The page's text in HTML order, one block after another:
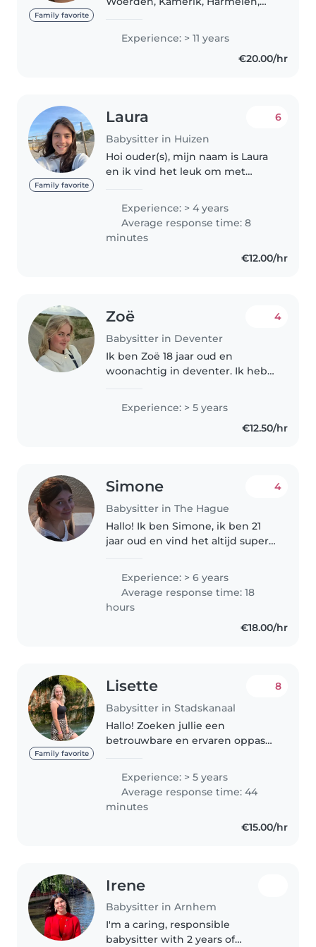
Family favorite
- Utrecht, of naastliggende
dorpen. Ik kan ook oppassen bij
Experience: > 11 years
€20.00/hr
Family favorite
Laura
Babysitter in Huizen
6
Hoi ouder(s), mijn naam is Laura
en ik vind het leuk om met
rustig, verantwoordelijk en kan
goed inspelen op wat een kind
nodig heeft. Of het nu gaat om..
Experience: > 4 years
Average response time: 8
minutes
€12.00/hr
Zoë
Babysitter in Deventer
4
Ik ben Zoë 18 jaar oud en
woonachtig in deventer. Ik heb
afgerond en hierdoor vrije tijd
over. Ik pas al op sinds mijn 13e
Experience: > 5 years
€12.50/hr
Simone
Babysitter in The Hague
4
Hallo! Ik ben Simone, ik ben 21
jaar oud en vind het altijd super
ik in Brussel voor mijn bachelor
psychologie, maar mijn ouders
wonen in Den Haag...
Experience: > 6 years
Average response time: 18
hours
€18.00/hr
Family favorite
Lisette
Babysitter in Stadskanaal
8
Hallo! Zoeken jullie een
betrouwbare en ervaren oppas
met het zorgen voor kinderen
van 0 tot 15 jaar. Dankzij mijn..
Experience: > 5 years
Average response time: 44
minutes
€15.00/hr
Irene
Babysitter in Arnhem
I'm a caring, responsible
babysitter with 2 years of